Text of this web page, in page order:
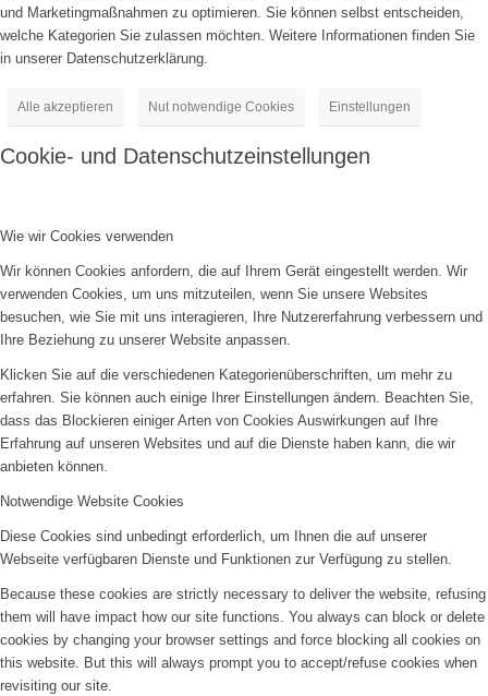
und Marketingmaßnahmen zu optimieren. Sie können selbst entscheiden,
welche Kategorien Sie zulassen möchten. Weitere Informationen finden Sie
in unserer Datenschutzerklärung.
Alle akzeptieren Nut notwendige Cookies Einstellungen
Cookie- und Datenschutzeinstellungen
Wie wir Cookies verwenden
Wir können Cookies anfordern, die auf Ihrem Gerät eingestellt werden. Wir
verwenden Cookies, um uns mitzuteilen, wenn Sie unsere Websites
besuchen, wie Sie mit uns interagieren, Ihre Nutzererfahrung verbessern und
Ihre Beziehung zu unserer Website anpassen.
Klicken Sie auf die verschiedenen Kategorienüberschriften, um mehr zu
erfahren. Sie können auch einige Ihrer Einstellungen ändern. Beachten Sie,
dass das Blockieren einiger Arten von Cookies Auswirkungen auf Ihre
Erfahrung auf unseren Websites und auf die Dienste haben kann, die wir
anbieten können.
Notwendige Website Cookies
Diese Cookies sind unbedingt erforderlich, um Ihnen die auf unserer
Webseite verfügbaren Dienste und Funktionen zur Verfügung zu stellen.
Because these cookies are strictly necessary to deliver the website, refusing
them will have impact how our site functions. You always can block or delete
cookies by changing your browser settings and force blocking all cookies on
this website. But this will always prompt you to accept/refuse cookies when
revisiting our site.